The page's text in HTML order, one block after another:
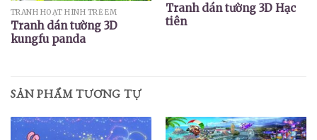
TRANH HOẠT HÌNH TRẺ EM
Tranh dán tường 3D
kungfu panda
Tranh dán tường 3D Hạc
tiên
SẢN PHẨM TƯƠNG TỰ